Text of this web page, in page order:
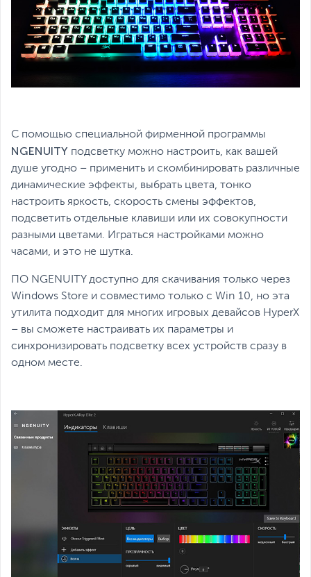
С помощью специальной фирменной программы
NGENUITY подсветку можно настроить, как вашей
душе угодно – применить и скомбинировать различные
динамические эффекты, выбрать цвета, тонко
настроить яркость, скорость смены эффектов,
подсветить отдельные клавиши или их совокупности
разными цветами. Играться настройками можно
часами, и это не шутка.
ПО NGENUITY доступно для скачивания только через
Windows Store и совместимо только с Win 10, но эта
утилита подходит для многих игровых девайсов HyperX
– вы сможете настраивать их параметры и
синхронизировать подсветку всех устройств сразу в
одном месте.